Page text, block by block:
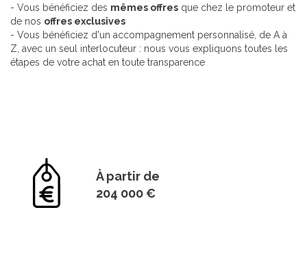
- Vous bénéficiez des mêmes offres que chez le promoteur et
de nos offres exclusives
- Vous bénéficiez d'un accompagnement personnalisé, de A à
Z, avec un seul interlocuteur : nous vous expliquons toutes les
étapes de votre achat en toute transparence
À partir de
204 000 €